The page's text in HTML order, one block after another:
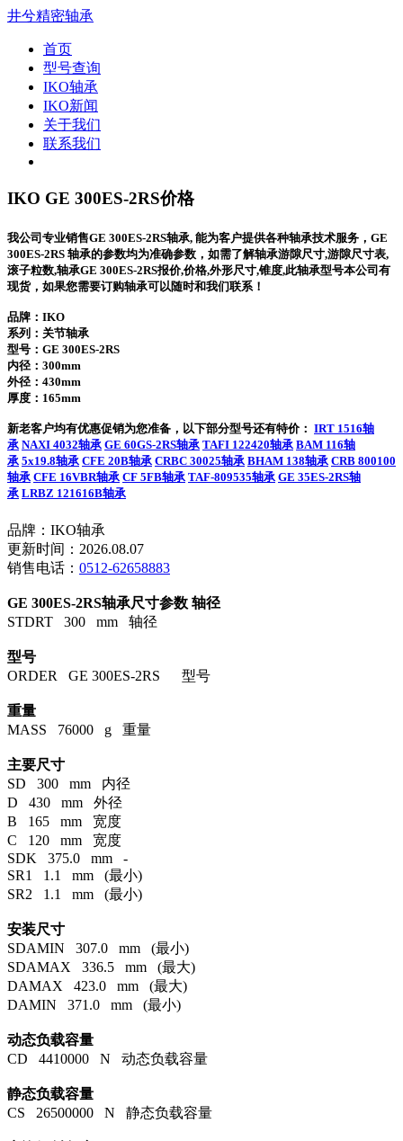
井兮精密轴承
首页
型号查询
IKO轴承
IKO新闻
关于我们
联系我们
IKO GE 300ES-2RS价格
我公司专业销售GE 300ES-2RS轴承, 能为客户提供各种轴承技术服务，GE
300ES-2RS 轴承的参数均为准确参数，如需了解轴承游隙尺寸,游隙尺寸表,
滚子粒数,轴承GE 300ES-2RS报价,价格,外形尺寸,锥度,此轴承型号本公司有
现货，如果您需要订购轴承可以随时和我们联系！
品牌：IKO
系列：关节轴承
型号： GE 300ES-2RS
内径：300mm
外径：430mm
厚度：165mm
新老客户均有优惠促销为您准备，以下部分型号还有特价： IRT 1516轴
承 NAXI 4032轴承 GE 60GS-2RS轴承 TAFI 122420轴承 BAM 116轴
承 5x19.8轴承 CFE 20B轴承 CRBC 30025轴承 BHAM 138轴承 CRB 800100
轴承 CFE 16VBR轴承 CF 5FB轴承 TAF-809535轴承 GE 35ES-2RS轴
承 LRBZ 121616B轴承
品牌：IKO轴承
更新时间：2026.08.07
销售电话： 0512-62658883
GE 300ES-2RS轴承尺寸参数 轴径
STDRT 300 mm 轴径
型号
ORDER GE 300ES-2RS 型号
重量
MASS 76000 g 重量
主要尺寸
SD 300 mm 内径
D 430 mm 外径
B 165 mm 宽度
C 120 mm 宽度
SDK 375.0 mm -
SR1 1.1 mm (最小)
SR2 1.1 mm (最小)
安装尺寸
SDAMIN 307.0 mm (最小)
SDAMAX 336.5 mm (最大)
DAMAX 423.0 mm (最大)
DAMIN 371.0 mm (最小)
动态负载容量
CD 4410000 N 动态负载容量
静态负载容量
CS 26500000 N 静态负载容量